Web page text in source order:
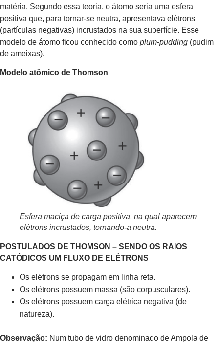
matéria. Segundo essa teoria, o átomo seria uma esfera
positiva que, para tornar-se neutra, apresentava elétrons
(partículas negativas) incrustados na sua superfície. Esse
modelo de átomo ficou conhecido como plum-pudding (pudim
de ameixas).
Modelo atômico de Thomson
Esfera maciça de carga positiva, na qual aparecem
elétrons incrustados, tornando-a neutra.
POSTULADOS DE THOMSON – SENDO OS RAIOS
CATÓDICOS UM FLUXO DE ELÉTRONS
Os elétrons se propagam em linha reta.
Os elétrons possuem massa (são corpusculares).
Os elétrons possuem carga elétrica negativa (de
natureza).
Observação: Num tubo de vidro denominado de Ampola de